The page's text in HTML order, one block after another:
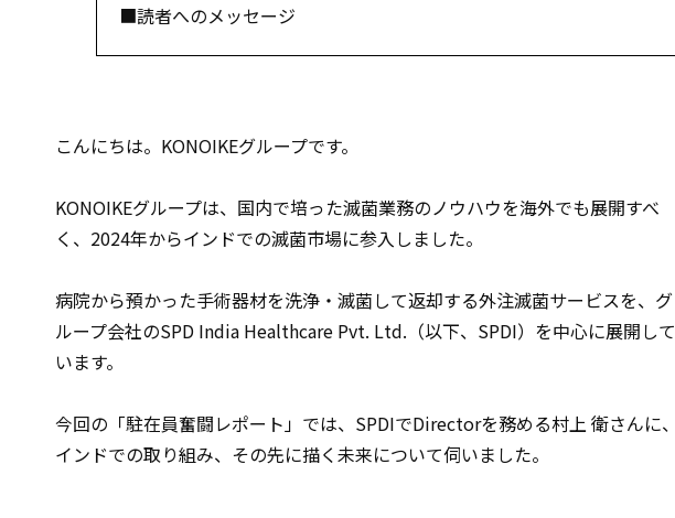
■読者へのメッセージ
こんにちは。KONOIKEグループです。
KONOIKEグループは、国内で培った滅菌業務のノウハウを海外でも展開すべ
く、2024年からインドでの滅菌市場に参入しました。
病院から預かった手術器材を洗浄・滅菌して返却する外注滅菌サービスを、グ
ループ会社のSPD India Healthcare Pvt. Ltd.（以下、SPDI）を中心に展開して
います。
今回の「駐在員奮闘レポート」では、SPDIでDirectorを務める村上 衛さんに、
インドでの取り組み、その先に描く未来について伺いました。